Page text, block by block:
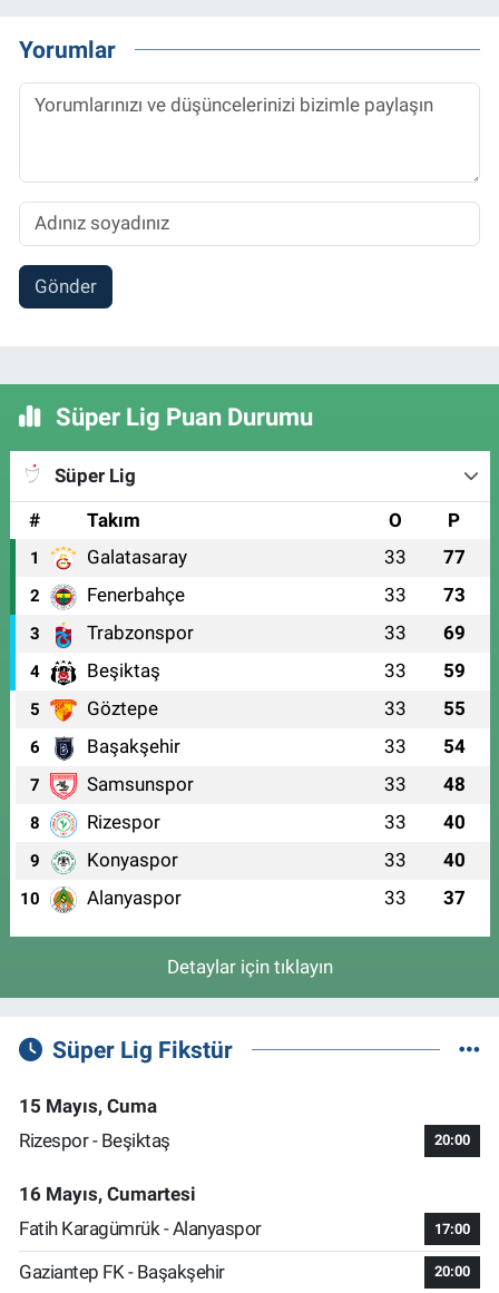
Yorumlar
Gönder
Süper Lig Puan Durumu
Süper Lig
#
Takım O P
1 Galatasaray 33 77
2 Fenerbahçe 33 73
3 Trabzonspor 33 69
4 Beşiktaş 33 59
5 Göztepe 33 55
6 Başakşehir 33 54
7 Samsunspor 33 48
8 Rizespor 33 40
9 Konyaspor 33 40
10 Alanyaspor 33 37
Detaylar için tıklayın
Süper Lig Fikstür
15 Mayıs, Cuma
Rizespor - Beşiktaş
20:00
16 Mayıs, Cumartesi
Fatih Karagümrük - Alanyaspor
17:00
Gaziantep FK - Başakşehir 20:00